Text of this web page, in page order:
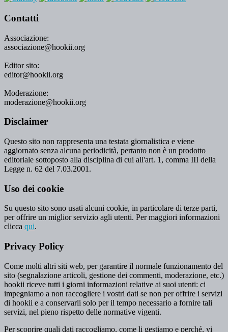
Contatti
Associazione:
associazione@hookii.org
Editor sito:
editor@hookii.org
Moderazione:
moderazione@hookii.org
Disclaimer
Questo sito non rappresenta una testata giornalistica e viene
aggiornato senza alcuna periodicità, pertanto non è un prodotto
editoriale sottoposto alla disciplina di cui all'art. 1, comma III della
Legge n. 62 del 7.03.2001.
Uso dei cookie
Su questo sito sono usati alcuni cookie, in particolare di terze parti,
per offrire un miglior servizio agli utenti. Per maggiori informazioni
clicca qui.
Privacy Policy
Come molti altri siti web, per garantire il normale funzionamento del
sito (segnalazione articoli, gestione dei commenti, moderazione, etc.)
hookii riceve tutti i giorni informazioni relative ai suoi utenti: ci
impegniamo a non raccogliere i vostri dati se non per offrire i servizi
di hookii e a conservarli solo per il tempo necessario a fornire tali
servizi, nel pieno rispetto delle normative vigenti.
Per scoprire quali dati raccogliamo, come li gestiamo e perché, vi